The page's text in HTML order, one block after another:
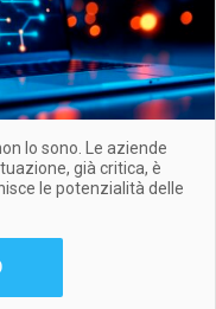
lo sono. Le aziende
già critica, è
le potenzialità delle